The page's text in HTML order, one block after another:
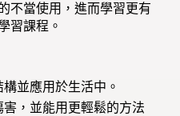
不當使用，進而學習更有
習課程。
並應用於生活中。
，並能用更輕鬆的方法